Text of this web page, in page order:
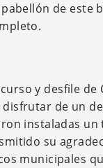
de este
y desfile
de un
instaladas
su
municipales